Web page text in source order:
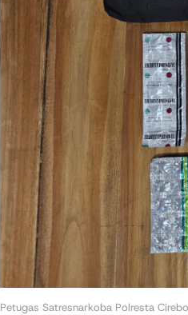
Petugas Satresnarkoba Polresta